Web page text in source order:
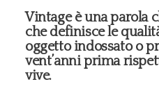
Vintage è una parola
che definisce le
oggetto indossato o
vent’anni prima
vive.